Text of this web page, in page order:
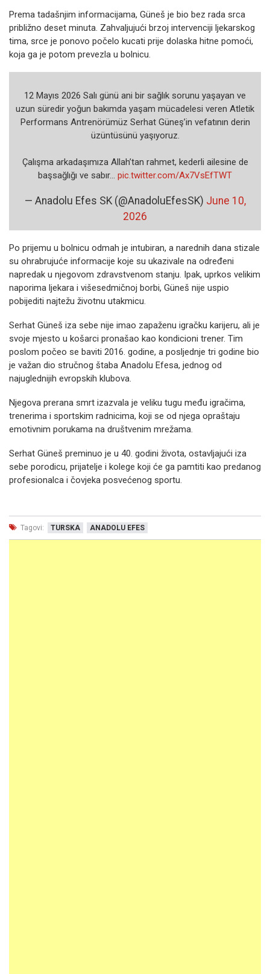
Prema tadašnjim informacijama, Güneš je bio bez rada srca
približno deset minuta. Zahvaljujući brzoj intervenciji ljekarskog
tima, srce je ponovo počelo kucati prije dolaska hitne pomoći,
koja ga je potom prevezla u bolnicu.
12 Mayıs 2026 Salı günü ani bir sağlık sorunu yaşayan ve
uzun süredir yoğun bakımda yaşam mücadelesi veren Atletik
Performans Antrenörümüz Serhat Güneş’in vefatının derin
üzüntüsünü yaşıyoruz.
Çalışma arkadaşımıza Allah’tan rahmet, kederli ailesine de
başsağlığı ve sabır… pic.twitter.com/Ax7VsEfTWT
— Anadolu Efes SK (@AnadoluEfesSK) June 10,
2026
Po prijemu u bolnicu odmah je intubiran, a narednih dana stizale
su ohrabrujuće informacije koje su ukazivale na određeni
napredak u njegovom zdravstvenom stanju. Ipak, uprkos velikim
naporima ljekara i višesedmičnoj borbi, Güneš nije uspio
pobijediti najtežu životnu utakmicu.
Serhat Güneš iza sebe nije imao zapaženu igračku karijeru, ali je
svoje mjesto u košarci pronašao kao kondicioni trener. Tim
poslom počeo se baviti 2016. godine, a posljednje tri godine bio
je važan dio stručnog štaba Anadolu Efesa, jednog od
najuglednijih evropskih klubova.
Njegova prerana smrt izazvala je veliku tugu među igračima,
trenerima i sportskim radnicima, koji se od njega opraštaju
emotivnim porukama na društvenim mrežama.
Serhat Güneš preminuo je u 40. godini života, ostavljajući iza
sebe porodicu, prijatelje i kolege koji će ga pamtiti kao predanog
profesionalca i čovjeka posvećenog sportu.
Tagovi: TURSKA ANADOLU EFES